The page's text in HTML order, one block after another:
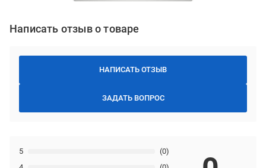
Написать отзыв о товаре
НАПИСАТЬ ОТЗЫВ
ЗАДАТЬ ВОПРОС
5 (0)